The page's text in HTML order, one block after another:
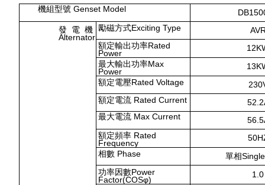
機組型號 Genset Model
發 電 機
Alternator
勵磁方式Exciting Type
額定輸出功率Rated
Power
最大輸出功率Max
Power
額定電壓Rated Voltage
額定電流 Rated Current
最大電流 Max Current
額定頻率 Rated
Frequency
相數 Phase
單相
功率因數Power
Factor(COSφ)
1.0